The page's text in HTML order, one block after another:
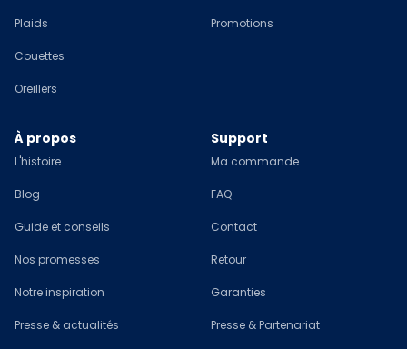
Plaids
Couettes
Oreillers
Promotions
À propos
L'histoire
Blog
Guide et conseils
Nos promesses
Notre inspiration
Presse & actualités
Support
Ma commande
FAQ
Contact
Retour
Garanties
Presse & Partenariat